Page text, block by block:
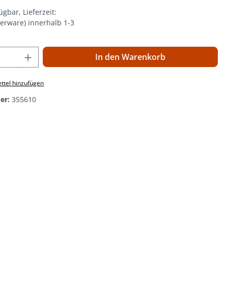
Lieferzeit:
innerhalb 1-3
Anzahl: Gib den gewünschten Wert
In den Warenkorb
hinzufügen
355610